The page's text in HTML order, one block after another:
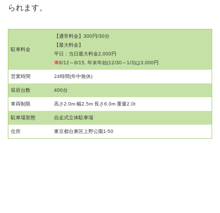
られます。
駐車料金
【通常料金】300円/30分
【最大料金】
平日：当日最大料金2,000円
※8/12～8/15, 年末年始(12/30～1/3)は3,000円
営業時間 24時間(年中無休)
収容台数 400台
車両制限 高さ2.0m 幅2.5m 長さ6.0m 重量2.0t
駐車場形態 自走式立体駐車場
住所 東京都台東区上野公園1-50